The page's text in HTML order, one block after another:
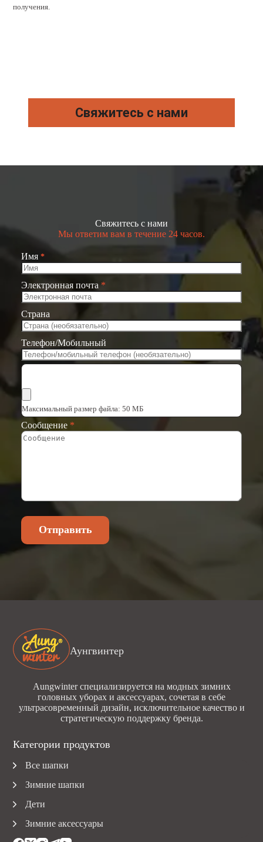
получения.
Свяжитесь с нами
Свяжитесь с нами
Мы ответим вам в течение 24 часов.
Имя *
Электронная почта *
Страна
Телефон/Мобильный
Максимальный размер файла: 50 МБ
Сообщение *
Отправить
Аунгвинтер
Aungwinter специализируется на модных зимних
головных уборах и аксессуарах, сочетая в себе
ультрасовременный дизайн, исключительное качество и
стратегическую поддержку бренда.
Категории продуктов
Все шапки
Зимние шапки
Дети
Зимние аксессуары